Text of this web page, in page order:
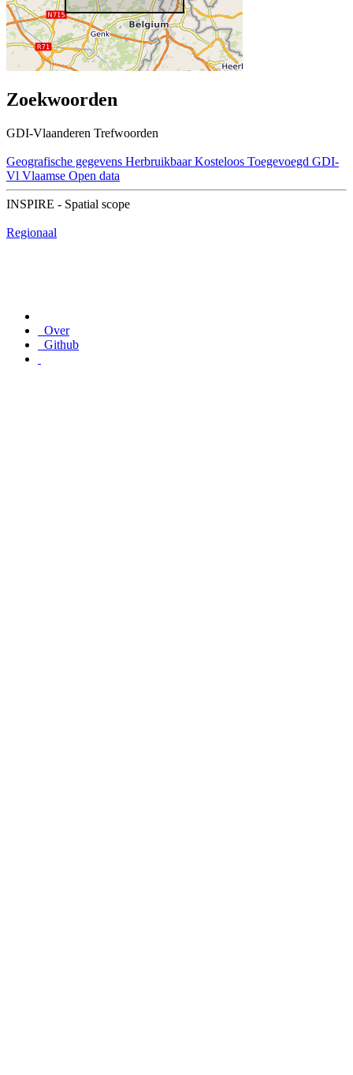
Zoekwoorden
GDI-Vlaanderen Trefwoorden
Geografische gegevens Herbruikbaar Kosteloos Toegevoegd GDI-
Vl Vlaamse Open data
INSPIRE - Spatial scope
Regionaal
Over
Github